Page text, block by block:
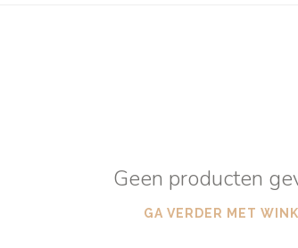
Geen producten
GA VERDER MET